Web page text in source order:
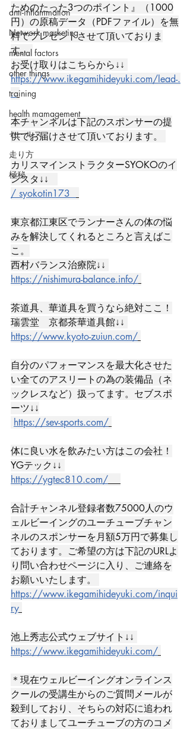
anti-inflammation
Network marketing
mental factors
other things
training
health mamagement
セールス
走り方
極秘
ためのたった3つのポイント』（1000
円）の原稿データ（PDFファイル）を無
料でプレゼントさせて頂いておりま
す。
お受け取りはこちらから↓↓
https://www.ikegamihideyuki.com/lead-.
..
本チャンネルは下記のスポンサーの提
供でお届けさせて頂いております。
カリスマインストラクターSYOKOのイ
ンスタ↓↓
/ syokotin173
東京都江東区でランナーさんの体の悩
みを解決してくれるところと言えばこ
こ。
西村バランス治療院↓↓
https://nishimura-balance.info/
茶道具、華道具を買うなら絶対ここ！
瑞雲堂　京都茶華道具館↓↓
https://www.kyoto-zuiun.com/
自分のパフォーマンスを最大化させた
い全てのアスリートの為の装備品（ネ
ックレスなど）扱ってます。セブスポ
ーツ↓↓
https://sev-sports.com/
体に良い水を飲みたい方はこの会社！
YGテック↓↓
https://ygtec810.com/
合計チャンネル登録者数75000人のウ
ェルビーイングのユーチューブチャン
ネルのスポンサーを月額5万円で募集し
ております。ご希望の方は下記のURLよ
り問い合わせページに入り、ご連絡を
お願いいたします。
https://www.ikegamihideyuki.com/inqui
ry
池上秀志公式ウェブサイト↓↓
https://www.ikegamihideyuki.com/
＊現在ウェルビーイングオンラインス
クールの受講生からのご質問メールが
殺到しており、そちらの対応に追われ
ておりましてユーチューブの方のコメ